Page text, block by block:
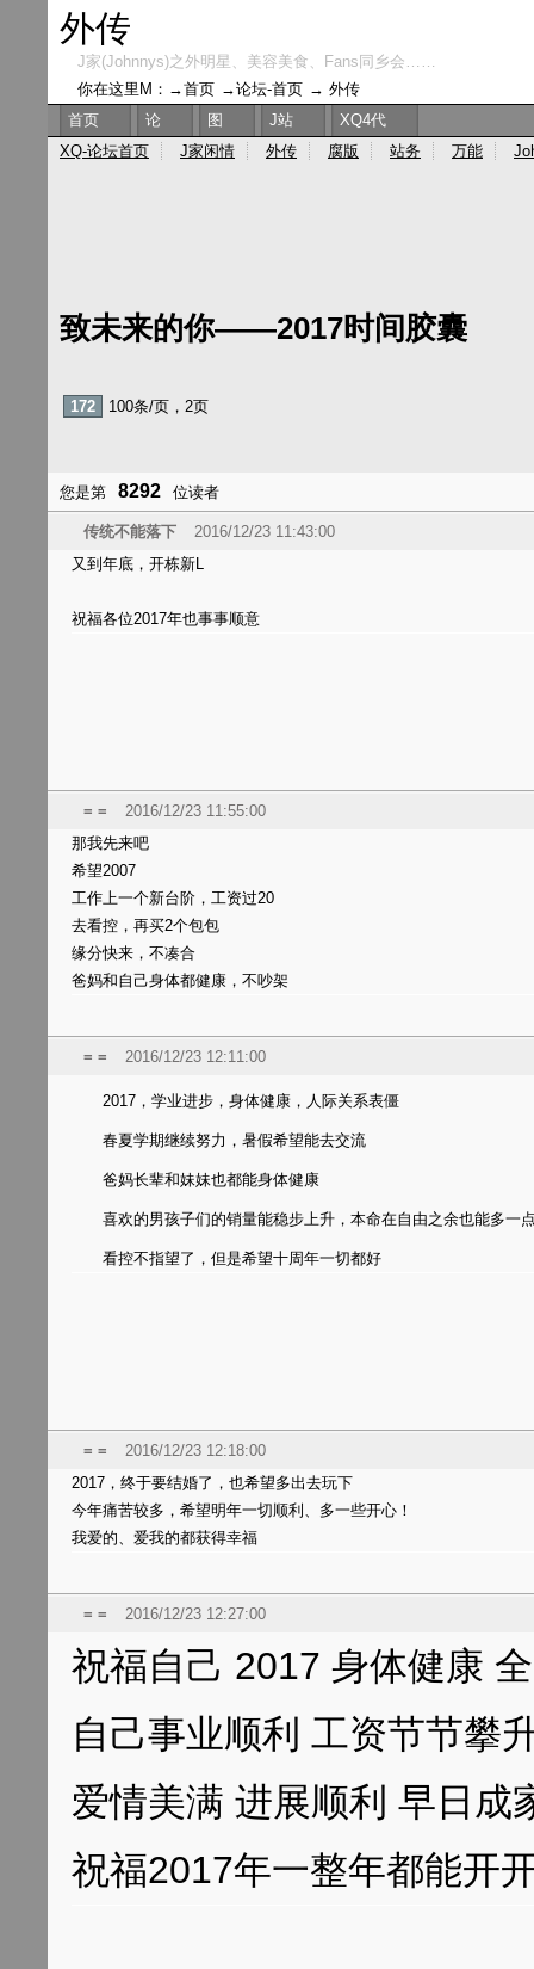
致未来的你——2017时间胶囊
172 100条/页，2页
您是第 8292 位读者
传统不能落下
2016/12/23 11:43:00
又到年底，开栋新L
祝福各位2017年也事事顺意
= =
2016/12/23 11:55:00
那我先来吧
希望2007
工作上一个新台阶，工资过20
去看控，再买2个包包
缘分快来，不凑合
爸妈和自己身体都健康，不吵架
= = 2016/12/23 12:11:00
2017，学业进步，身体健康，人际关系表僵
春夏学期继续努力，暑假希望能去交流
爸妈长辈和妹妹也都能身体健康
喜欢的男孩子们的销量能稳步上升，本命在自由之余也能多一
看控不指望了，但是希望十周年一切都好
= =
2016/12/23 12:18:00
2017，终于要结婚了，也希望多出去玩下
今年痛苦较多，希望明年一切顺利、多一些开心！
我爱的、爱我的都获得幸福
= = 2016/12/23 12:27:00
祝福自己 2017 身体健康
自己事业顺利 工资节节攀
爱情美满 进展顺利 早日成
祝福2017年一整年都能开
外传
J家(Johnnys)之外明星、美容美食、Fans同乡会……
你在这里M：→首页 →论坛-首页 → 外传
首页
论 图 J站
XQ4代
XQ-论坛首页
J家闲情 外传 腐版 站务 万能